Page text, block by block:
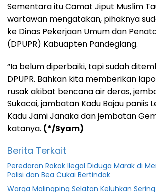
Sementara itu Camat Jiput Muslim
wartawan mengatakan, pihaknya
ke Dinas Pekerjaan Umum dan
(DPUPR) Kabuapten Pandeglang.
“Ia belum diperbaiki, tapi sudah
DPUPR. Bahkan kita memberikan
rusak akibat bencana air deras,
Sukacai, jambatan Kadu Bajau paniis
Kadu Jami Janaka dan jembatan
katanya. (*/Syam)
Berita Terkait
Peredaran Rokok Ilegal Diduga Marak di
Polisi dan Bea Cukai Bertindak
Warga Malingping Selatan Keluhkan Sering